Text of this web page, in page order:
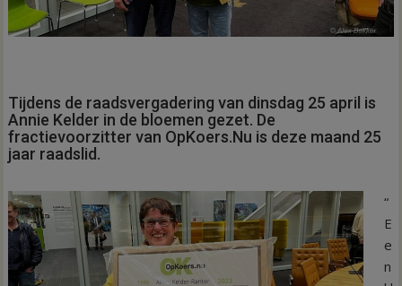
Tijdens de raadsvergadering van dinsdag 25 april is
Annie Kelder in de bloemen gezet. De
fractievoorzitter van OpKoers.Nu is deze maand 25
jaar raadslid.
“
E
e
n